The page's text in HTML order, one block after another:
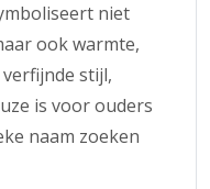
niet
ook warmte,
stijl,
is voor ouders
naam zoeken